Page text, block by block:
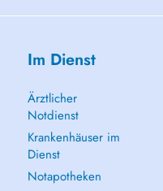
Im Dienst
Ärztlicher
Notdienst
Krankenhäuser im
Dienst
Notapotheken